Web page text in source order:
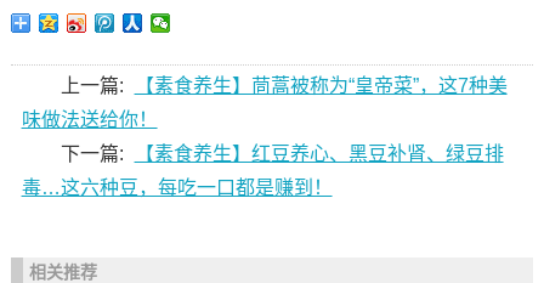
上一篇:
【素食养生】茼蒿被称为“皇帝菜”，这7种美
味做法送给你！
下一篇:
【素食养生】红豆养心、黑豆补肾、绿豆排
毒…这六种豆，每吃一口都是赚到！
相关推荐